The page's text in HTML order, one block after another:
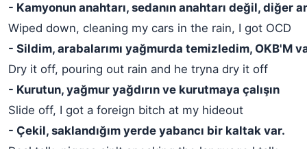
- Kamyonun anahtarı, sedanın anahtarı değil, diğer
Wiped down, cleaning my cars in the rain, I got OCD
- Sildim, arabalarımı yağmurda temizledim, OKB'M
Dry it off, pouring out rain and he tryna dry it off
- Kurutun, yağmur yağdırın ve kurutmaya çalışın
Slide off, I got a foreign bitch at my hideout
- Çekil, saklandığım yerde yabancı bir kaltak var.